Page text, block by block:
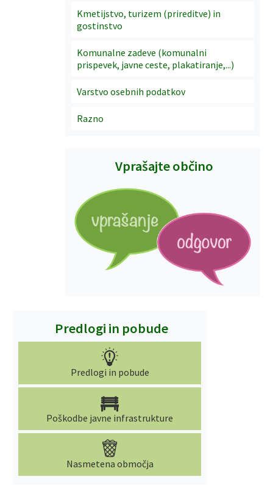
Kmetijstvo, turizem (prireditve) in
gostinstvo
Komunalne zadeve (komunalni
prispevek, javne ceste, plakatiranje,...)
Varstvo osebnih podatkov
Razno
Vprašajte občino
Predlogi in pobude
Predlogi in pobude
Poškodbe javne infrastrukture
Nasmetena območja